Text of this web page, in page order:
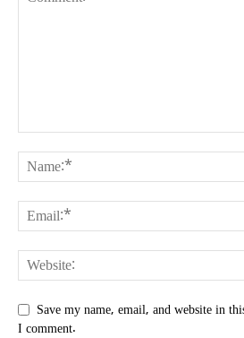
Save my name, email, and website in
I comment.